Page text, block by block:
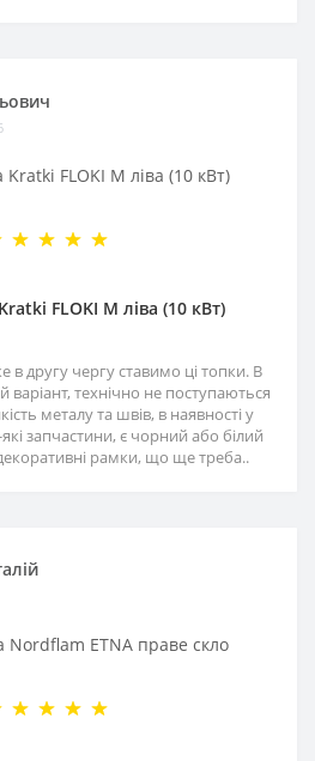
FLOKI M ліва (10 кВт)
в другу чергу ставимо ці топки. В
технічно не поступаються
металу та швів, в наявності у
запчастини, є чорний або білий
рамки, що ще треба..